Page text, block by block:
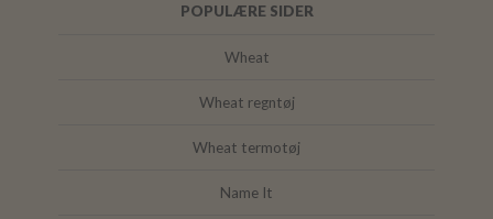
POPULÆRE SIDER
Wheat
Wheat regntøj
Wheat termotøj
Name It